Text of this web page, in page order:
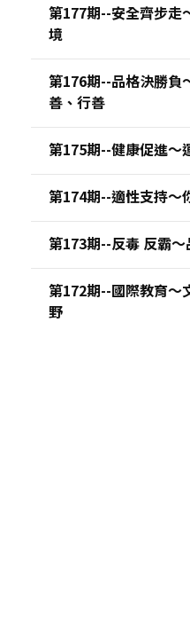
第177期--安全齊步走
境
第176期--品格決勝負
善、行善
第175期--健康促進～
第174期--適性支持～
第173期--反毒 反霸
第172期--國際教育～
野